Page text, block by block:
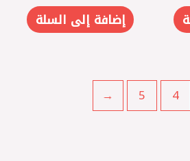
إضافة إلى السلة
4
5
←